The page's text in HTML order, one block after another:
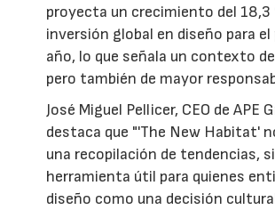
proyecta un crecimiento del 18,3
inversión global en diseño para
año, lo que señala un contexto
pero también de mayor
José Miguel Pellicer, CEO de APE
destaca que "'The New Habitat'
una recopilación de tendencias,
herramienta útil para quienes
diseño como una decisión